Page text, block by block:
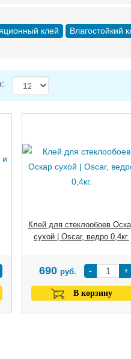
клей Влагостойкий
Клей для стеклообоев
сухой | Oscar, ведро 0,4кг.
- +
690 руб.
В корзину